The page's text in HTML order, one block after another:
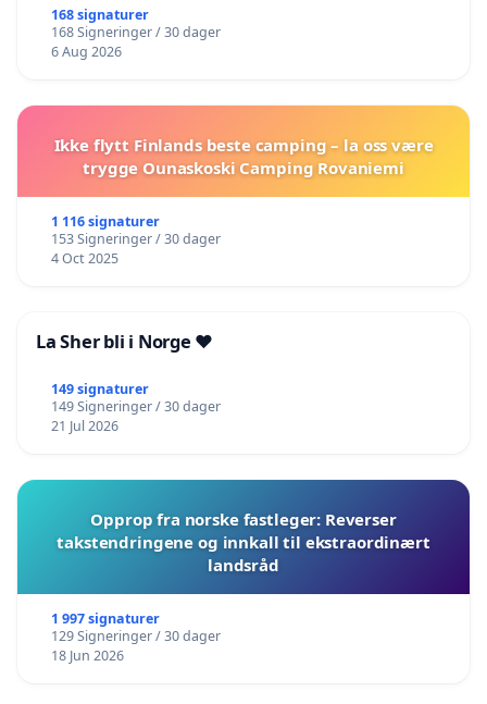
168 signaturer
168 Signeringer / 30 dager
6 Aug 2026
Ikke flytt Finlands beste camping – la oss være
trygge Ounaskoski Camping Rovaniemi
1 116 signaturer
153 Signeringer / 30 dager
4 Oct 2025
La Sher bli i Norge ❤️
149 signaturer
149 Signeringer / 30 dager
21 Jul 2026
Opprop fra norske fastleger: Reverser
takstendringene og innkall til ekstraordinært
landsråd
1 997 signaturer
129 Signeringer / 30 dager
18 Jun 2026